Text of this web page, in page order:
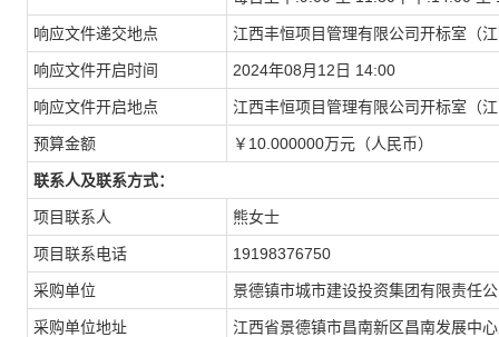
响应文件递交地点 江西丰恒项目管理有限公司开标室（
响应文件开启时间 2024年08月12日 14:00
响应文件开启地点 江西丰恒项目管理有限公司开标室（
预算金额 ￥10.000000万元（人民币）
联系人及联系方式：
项目联系人 熊女士
项目联系电话 19198376750
采购单位 景德镇市城市建设投资集团有限责任
采购单位地址 江西省景德镇市昌南新区昌南发展中